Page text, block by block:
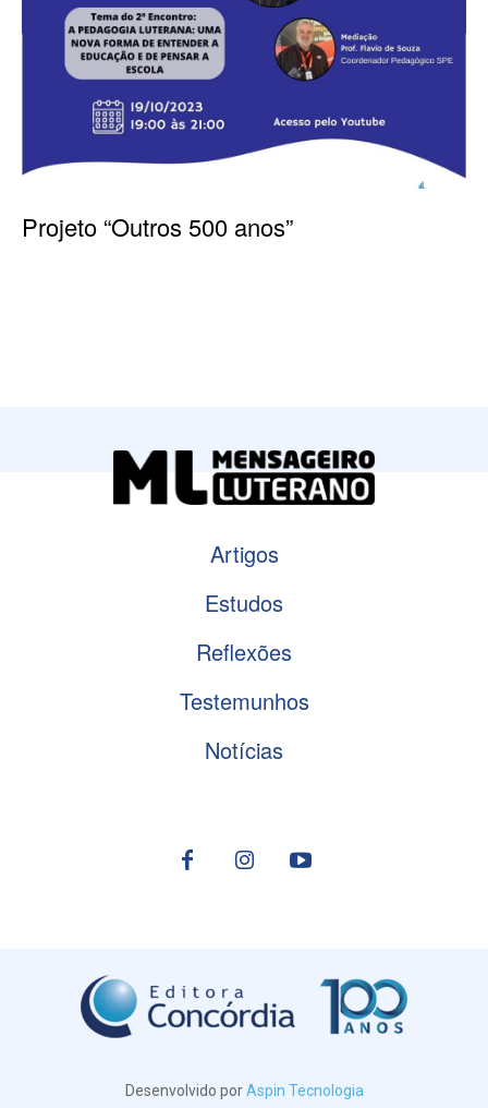
Projeto “Outros 500 anos”
Artigos
Estudos
Reflexões
Testemunhos
Notícias
Desenvolvido porAspin Tecnologia